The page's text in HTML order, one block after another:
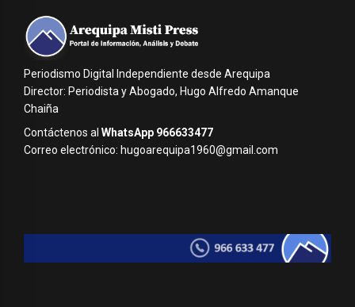
Periodismo Digital Independiente desde Arequipa
Director: Periodista y Abogado, Hugo Alfredo Amanque
Chaiña
Contáctenos al WhatsApp 966633477
Correo electrónico: hugoarequipa1960@gmail.com